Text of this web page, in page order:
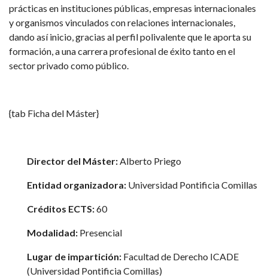
prácticas en instituciones públicas, empresas internacionales
y organismos vinculados con relaciones internacionales,
dando así inicio, gracias al perfil polivalente que le aporta su
formación, a una carrera profesional de éxito tanto en el
sector privado como público.
{tab Ficha del Máster}
Director del Máster:Alberto Priego
Entidad organizadora: Universidad Pontificia Comillas
Créditos ECTS:60
Modalidad: Presencial
Lugar de impartición: Facultad de Derecho ICADE
(Universidad Pontificia Comillas)